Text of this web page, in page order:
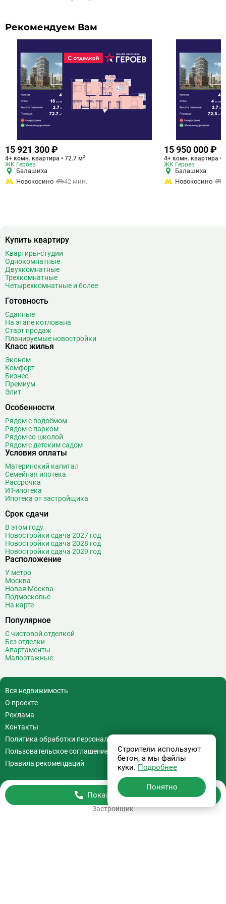
Рекомендуем Вам
15 921 300 ₽
4+ комн. квартира • 72.7 м2
ЖК Героев
Балашиха
Новокосино
42 мин.
15 950 000 ₽
4+ комн. квартира •
ЖК Героев
Балашиха
Новокосино
Показать телефон
Застройщик
Купить квартиру
Квартиры-студии
Однокомнатные
Двухкомнатные
Трехкомнатные
Четырехкомнатные и более
Готовность
Сданные
На этапе котлована
Старт продаж
Планируемые новостройки
Класс жилья
Эконом
Комфорт
Бизнес
Премиум
Элит
Особенности
Рядом с водоёмом
Рядом с парком
Рядом со школой
Рядом с детским садом
Условия оплаты
Материнский капитал
Семейная ипотека
Рассрочка
ИТ-ипотека
Ипотека от застройщика
Срок сдачи
В этом году
Новостройки сдача 2027 год
Новостройки сдача 2028 год
Новостройки сдача 2029 год
Расположение
У метро
Москва
Новая Москва
Подмосковье
На карте
Популярное
С чистовой отделкой
Без отделки
Апартаменты
Малоэтажные
Вся недвижимость
О проекте
Реклама
Контакты
Политика обработки персональных данных
Пользовательское соглашение
Правила рекомендаций
Бесплатная консультация
Строители используют
бетон, а мы файлы
куки. Подробнее
Понятно